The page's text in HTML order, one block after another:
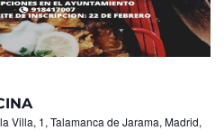
Villa, 1, Talamanca de Jarama, Madrid,